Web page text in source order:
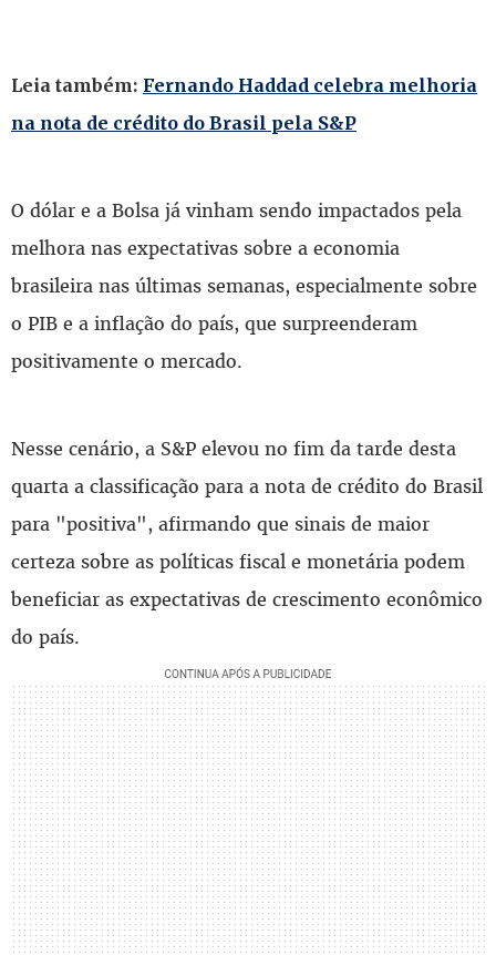
Leia também: Fernando Haddad celebra melhoria
na nota de crédito do Brasil pela S&P
O dólar e a Bolsa já vinham sendo impactados pela
melhora nas expectativas sobre a economia
brasileira nas últimas semanas, especialmente sobre
o PIB e a inflação do país, que surpreenderam
positivamente o mercado.
Nesse cenário, a S&P elevou no fim da tarde desta
quarta a classificação para a nota de crédito do Brasil
para "positiva", afirmando que sinais de maior
certeza sobre as políticas fiscal e monetária podem
beneficiar as expectativas de crescimento econômico
do país.